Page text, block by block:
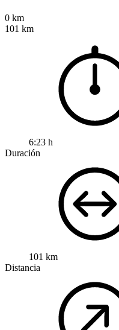
0 km
101 km
6:23 h
Duración
101 km
Distancia